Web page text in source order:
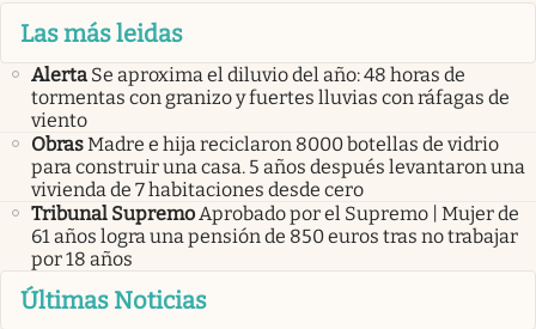
Las más leidas
Alerta Se aproxima el diluvio del año: 48 horas de
tormentas con granizo y fuertes lluvias con ráfagas de
viento
ObrasMadre e hija reciclaron 8000 botellas de vidrio
para construir una casa. 5 años después levantaron una
vivienda de 7 habitaciones desde cero
Tribunal SupremoAprobado por el Supremo | Mujer de
61 años logra una pensión de 850 euros tras no trabajar
por 18 años
Últimas Noticias